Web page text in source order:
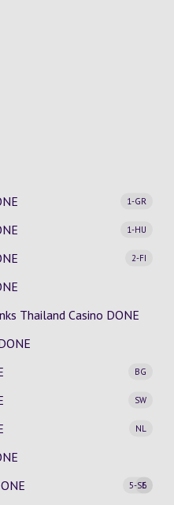
1-GR
1-HU
2-FI
Thailand Casino DONE
BG
SW
NL
5-SE
6